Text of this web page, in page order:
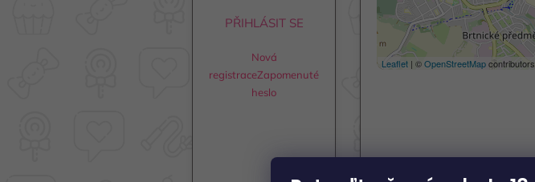
PŘIHLÁSIT SE
Nová
registraceZapomenuté
heslo
Leaflet | ©OpenStreetMapcontributors